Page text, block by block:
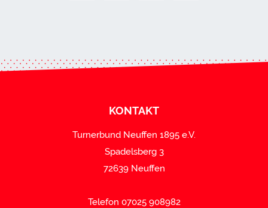
KONTAKT
Turnerbund Neuffen 1895 e.V.
Spadelsberg 3
72639 Neuffen
Telefon 07025 908982